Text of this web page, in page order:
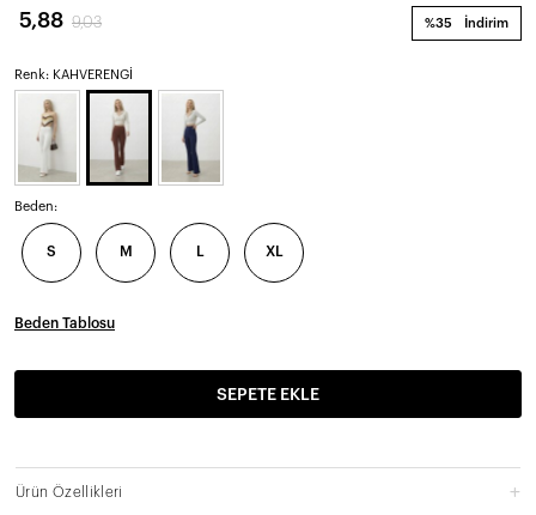
%35 İndirim
5,88 9,03
Renk: KAHVERENGİ
Beden:
S M L XL
Beden Tablosu
SEPETE EKLE
Ürün Özellikleri